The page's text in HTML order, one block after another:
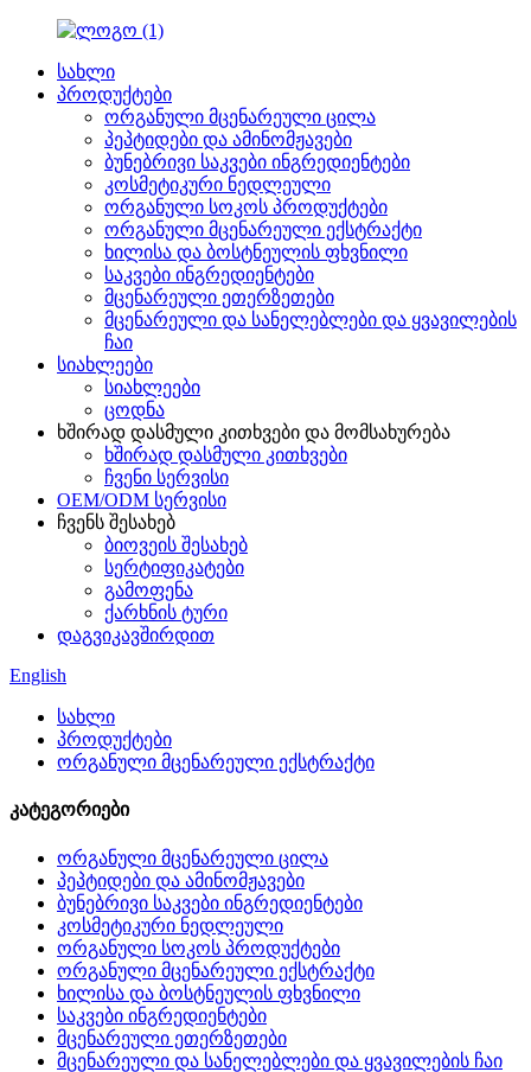
სახლი
პროდუქტები
ორგანული მცენარეული ცილა
პეპტიდები და ამინომჟავები
ბუნებრივი საკვები ინგრედიენტები
კოსმეტიკური ნედლეული
ორგანული სოკოს პროდუქტები
ორგანული მცენარეული ექსტრაქტი
ხილისა და ბოსტნეულის ფხვნილი
საკვები ინგრედიენტები
მცენარეული ეთერზეთები
მცენარეული და სანელებლები და ყვავილების
ჩაი
სიახლეები
სიახლეები
ცოდნა
ხშირად დასმული კითხვები და მომსახურება
ხშირად დასმული კითხვები
ჩვენი სერვისი
OEM/ODM სერვისი
ჩვენს შესახებ
ბიოვეის შესახებ
სერტიფიკატები
გამოფენა
ქარხნის ტური
დაგვიკავშირდით
English
სახლი
პროდუქტები
ორგანული მცენარეული ექსტრაქტი
კატეგორიები
ორგანული მცენარეული ცილა
პეპტიდები და ამინომჟავები
ბუნებრივი საკვები ინგრედიენტები
კოსმეტიკური ნედლეული
ორგანული სოკოს პროდუქტები
ორგანული მცენარეული ექსტრაქტი
ხილისა და ბოსტნეულის ფხვნილი
საკვები ინგრედიენტები
მცენარეული ეთერზეთები
მცენარეული და სანელებლები და ყვავილების ჩაი